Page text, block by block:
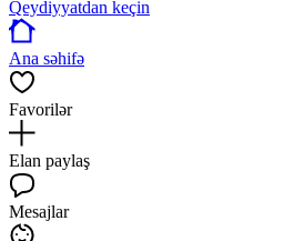
Qeydiyyatdan keçin
Ana səhifə
Favorilər
Elan paylaş
Mesajlar